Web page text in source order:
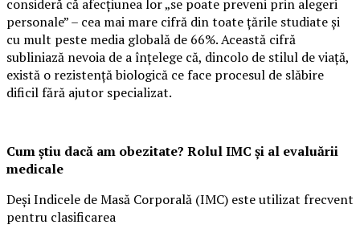
consideră că afecțiunea lor „se poate preveni prin alegeri
personale” – cea mai mare cifră din toate țările studiate și
cu mult peste media globală de 66%. Această cifră
subliniază nevoia de a înțelege că, dincolo de stilul de viață,
există o rezistență biologică ce face procesul de slăbire
dificil fără ajutor specializat.
Cum știu dacă am obezitate? Rolul IMC și al evaluării
medicale
Deși Indicele de Masă Corporală (IMC) este utilizat frecvent
pentru clasificarea